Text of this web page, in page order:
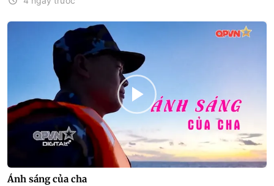
Ánh sáng của cha